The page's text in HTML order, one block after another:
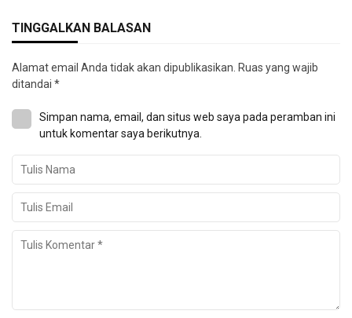
TINGGALKAN BALASAN
Alamat email Anda tidak akan dipublikasikan. Ruas yang wajib
ditandai *
Simpan nama, email, dan situs web saya pada peramban ini
untuk komentar saya berikutnya.